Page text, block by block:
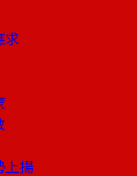
求
上揚